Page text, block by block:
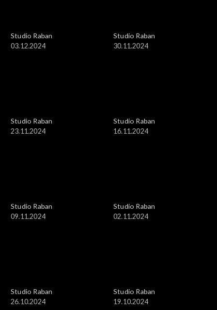
Studio Raban
03.12.2024
Studio Raban
30.11.2024
Studio Raban
23.11.2024
Studio Raban
16.11.2024
Studio Raban
09.11.2024
Studio Raban
02.11.2024
Studio Raban
26.10.2024
Studio Raban
19.10.2024